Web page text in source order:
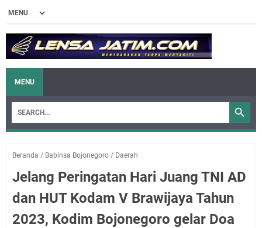
MENU
Beranda / Babinsa Bojonegoro / Daerah
Jelang Peringatan Hari Juang TNI AD
dan HUT Kodam V Brawijaya Tahun
2023, Kodim Bojonegoro gelar Doa